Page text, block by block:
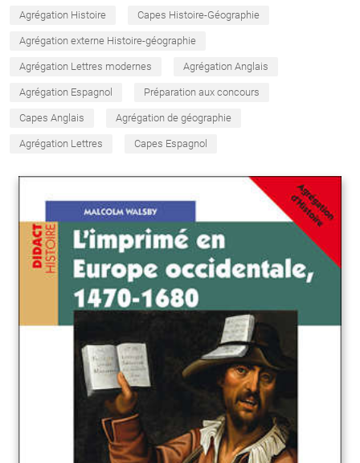
Agrégation Histoire Capes Histoire-Géographie
Agrégation externe Histoire-géographie
Agrégation Lettres modernes Agrégation Anglais
Agrégation Espagnol Préparation aux concours
Capes Anglais Agrégation de géographie
Agrégation Lettres Capes Espagnol